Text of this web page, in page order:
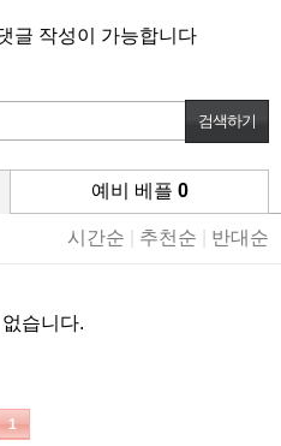
글 작성이 가능합니다
예비 베플 0
시간순 추천순 반대순
습니다.
1